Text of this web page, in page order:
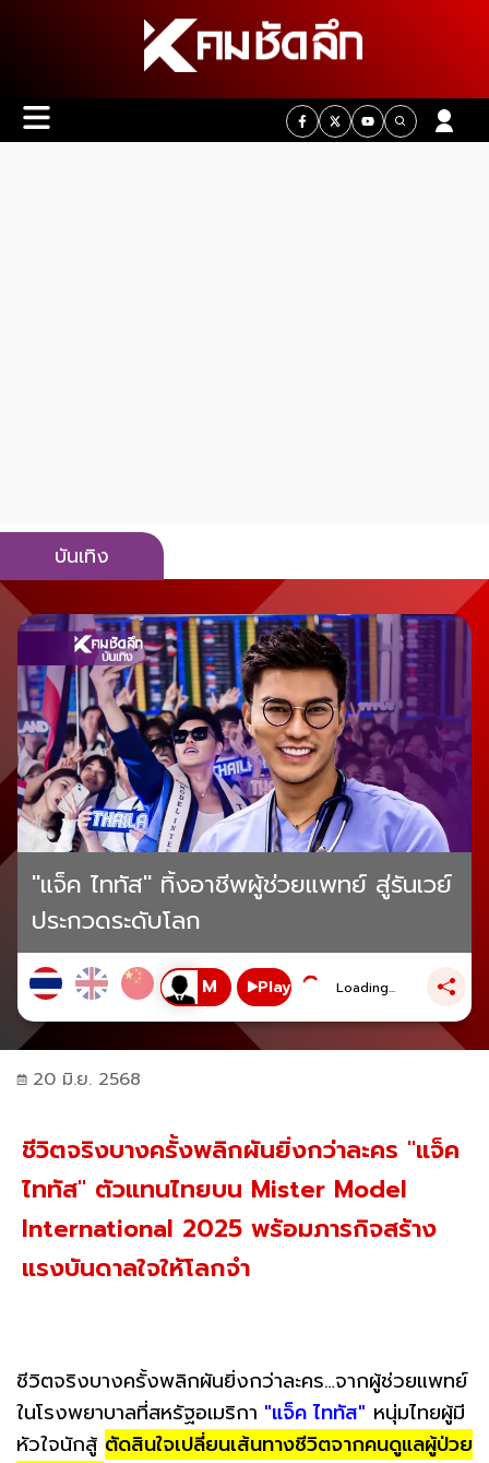
บันเทิง
"แจ็ค ไททัส" ทิ้งอาชีพผู้ช่วยแพทย์ สู่รันเวย์
ประกวดระดับโลก
Play Loading...
20 มิ.ย. 2568
ชีวิตจริงบางครั้งพลิกผันยิ่งกว่าละคร "แจ็ค
ไททัส" ตัวแทนไทยบน Mister Model
International 2025 พร้อมภารกิจสร้าง
แรงบันดาลใจให้โลกจำ
ชีวิตจริงบางครั้งพลิกผันยิ่งกว่าละคร…จากผู้ช่วยแพทย์
ในโรงพยาบาลที่สหรัฐอเมริกา "แจ็ค ไททัส" หนุ่มไทยผู้มี
หัวใจนักสู้ ตัดสินใจเปลี่ยนเส้นทางชีวิตจากคนดูแลผู้ป่วย